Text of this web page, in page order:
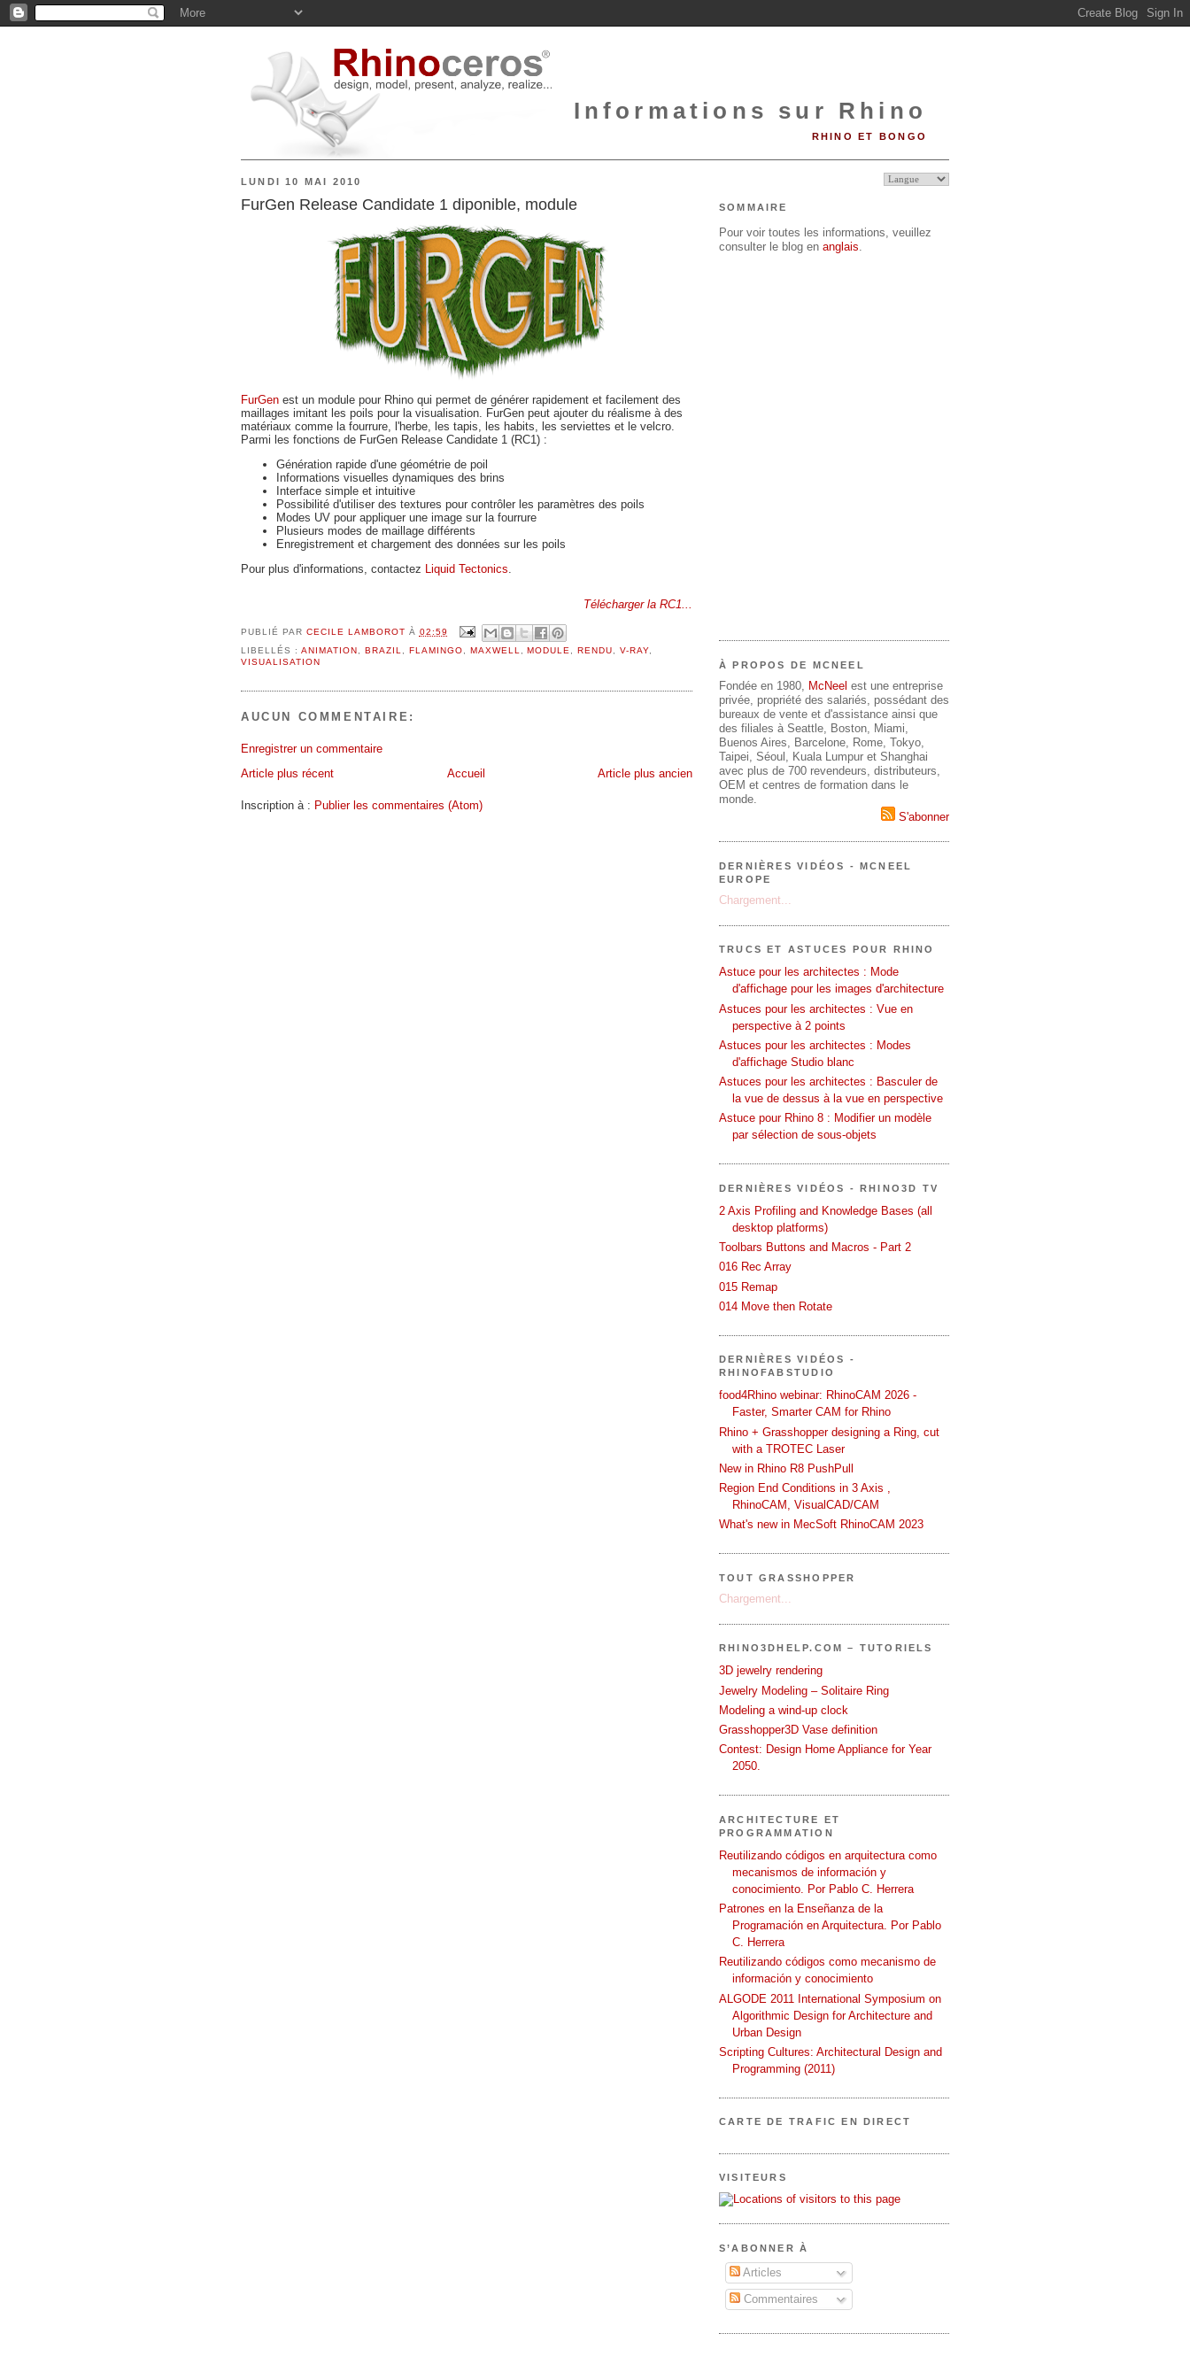
Informations sur Rhino
RHINO ET BONGO
LUNDI 10 MAI 2010
FurGen Release Candidate 1 diponible, module
FurGen est un module pour Rhino qui permet de générer rapidement et facilement des
maillages imitant les poils pour la visualisation. FurGen peut ajouter du réalisme à des
matériaux comme la fourrure, l'herbe, les tapis, les habits, les serviettes et le velcro.
Parmi les fonctions de FurGen Release Candidate 1 (RC1) :
Génération rapide d'une géométrie de poil
Informations visuelles dynamiques des brins
Interface simple et intuitive
Possibilité d'utiliser des textures pour contrôler les paramètres des poils
Modes UV pour appliquer une image sur la fourrure
Plusieurs modes de maillage différents
Enregistrement et chargement des données sur les poils
Pour plus d'informations, contactez Liquid Tectonics.
Télécharger la RC1...
PUBLIÉ PAR CECILE LAMBOROT À 02:59
LIBELLÉS : ANIMATION BRAZIL FLAMINGO MAXWELL ,MODULE ,RENDU ,V-RAY
VISUALISATION
AUCUN COMMENTAIRE:
Enregistrer un commentaire
Article plus récent
Article plus ancien
Accueil
Inscription à : Publier les commentaires (Atom)
SOMMAIRE
Pour voir toutes les informations, veuillez
consulter le blog en anglais
À PROPOS DE MCNEEL
Fondée en 1980, McNeel est une entreprise
privée, propriété des salariés, possédant des
bureaux de vente et d'assistance ainsi que
des filiales à Seattle, Boston, Miami,
Buenos Aires, Barcelone, Rome, Tokyo,
Taipei, Séoul, Kuala Lumpur et Shanghai
avec plus de 700 revendeurs, distributeurs,
OEM et centres de formation dans le
monde.
S'abonner
DERNIÈRES VIDÉOS - MCNEEL
EUROPE
Chargement...
TRUCS ET ASTUCES POUR RHINO
Astuce pour les architectes : Mode
d'affichage pour les images d'architecture
Astuces pour les architectes : Vue en
perspective à 2 points
Astuces pour les architectes : Modes
d'affichage Studio blanc
Astuces pour les architectes : Basculer de
la vue de dessus à la vue en perspective
Astuce pour Rhino 8 : Modifier un modèle
par sélection de sous-objets
DERNIÈRES VIDÉOS - RHINO3D TV
2 Axis Profiling and Knowledge Bases (all
desktop platforms)
Toolbars Buttons and Macros - Part 2
016 Rec Array
015 Remap
014 Move then Rotate
DERNIÈRES VIDÉOS -
RHINOFABSTUDIO
food4Rhino webinar: RhinoCAM 2026 -
Faster, Smarter CAM for Rhino
Rhino + Grasshopper designing a Ring, cut
with a TROTEC Laser
New in Rhino R8 PushPull
Region End Conditions in 3 Axis ,
RhinoCAM, VisualCAD/CAM
What's new in MecSoft RhinoCAM 2023
TOUT GRASSHOPPER
Chargement...
RHINO3DHELP.COM – TUTORIELS
3D jewelry rendering
Jewelry Modeling – Solitaire Ring
Modeling a wind-up clock
Grasshopper3D Vase definition
Contest: Design Home Appliance for Year
2050.
ARCHITECTURE ET
PROGRAMMATION
Reutilizando códigos en arquitectura como
mecanismos de información y
conocimiento. Por Pablo C. Herrera
Patrones en la Enseñanza de la
Programación en Arquitectura. Por Pablo
C. Herrera
Reutilizando códigos como mecanismo de
información y conocimiento
ALGODE 2011 International Symposium on
Algorithmic Design for Architecture and
Urban Design
Scripting Cultures: Architectural Design and
Programming (2011)
CARTE DE TRAFIC EN DIRECT
VISITEURS
S’ABONNER À
Articles
Commentaires